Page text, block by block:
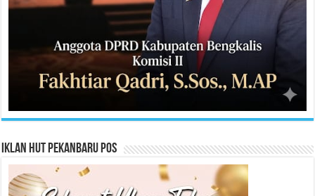
Iklan HUT Pekanbaru Pos